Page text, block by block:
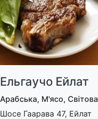
Ельгаучо Ейлат
Арабська, М'ясо, Світова
Шосе Гаарава 47, Ейлат